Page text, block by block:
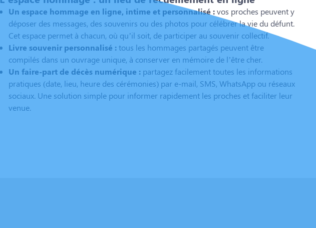
Un espace hommage en ligne, intime et personnalisé :vos proches peuvent y
déposer des messages, des souvenirs ou des photos pour célébrer la vie du défunt.
Cet espace permet à chacun, où qu’il soit, de participer au souvenir collectif.
Livre souvenir personnalisé :tous les hommages partagés peuvent être
compilés dans un ouvrage unique, à conserver en mémoire de l’être cher.
Un faire-part de décès numérique : partagez facilement toutes les informations
pratiques (date, lieu, heure des cérémonies) par e-mail, SMS, WhatsApp ou réseaux
sociaux. Une solution simple pour informer rapidement les proches et faciliter leur
venue.